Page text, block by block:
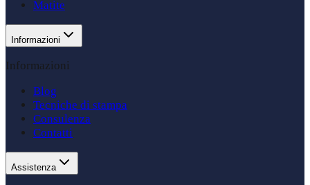
Matite
Informazioni
Informazioni
Blog
Tecniche di stampa
Consulenza
Contatti
Assistenza